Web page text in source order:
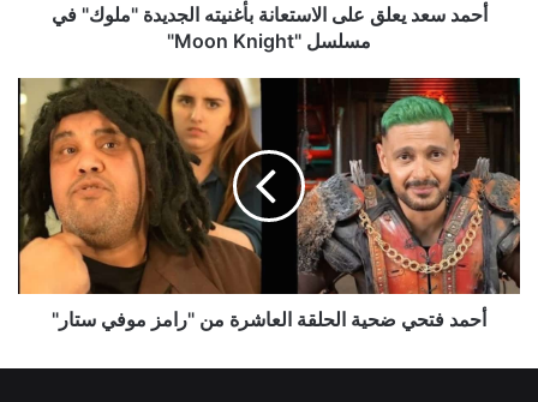
مسلسلأحمد سعد يعلق على الاستعانة بأغنيته الجديدة "ملوك" في
مسلسل "Moon Knight"
أحمد
فتحي
الحلقة
العاشرة
من
"رامز
موفي
ستار"
أحمد فتحي ضحية الحلقة العاشرة من "رامز موفي ستار"